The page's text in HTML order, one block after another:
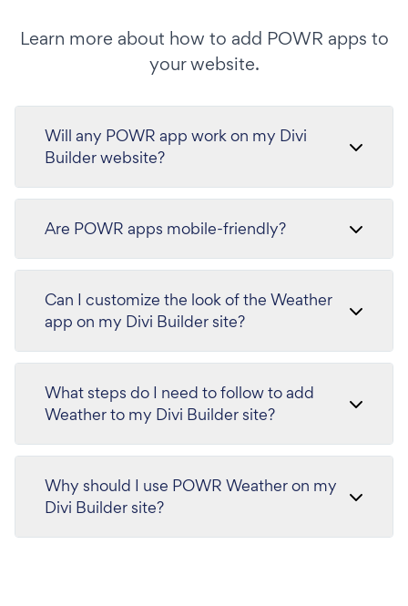
Learn more about how to add POWR apps to
your website.
Will any POWR app work on my Divi
Builder website?
Are POWR apps mobile-friendly?
Can I customize the look of the Weather
app on my Divi Builder site?
What steps do I need to follow to add
Weather to my Divi Builder site?
Why should I use POWR Weather on my
Divi Builder site?